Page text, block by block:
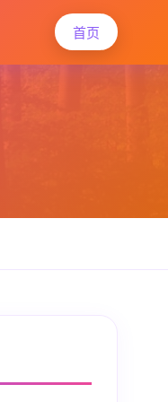
首页